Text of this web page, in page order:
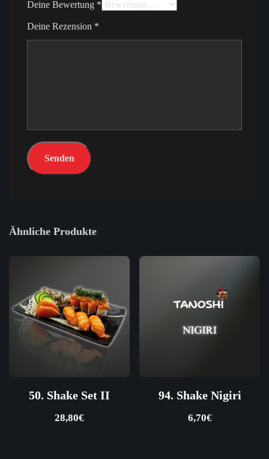
Deine Bewertung *
Deine Rezension *
Ähnliche Produkte
50. Shake Set II
28,80€
94. Shake Nigiri
6,70€